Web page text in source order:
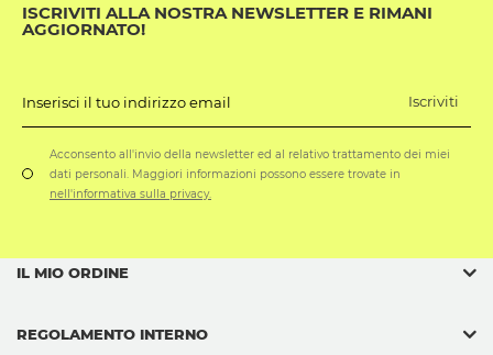
ISCRIVITI ALLA NOSTRA NEWSLETTER E RIMANI
AGGIORNATO!
Inserisci il tuo indirizzo email Iscriviti
Acconsento all'invio della newsletter ed al relativo trattamento dei miei
dati personali. Maggiori informazioni possono essere trovate in
nell'informativa sulla privacy.
IL MIO ORDINE
REGOLAMENTO INTERNO